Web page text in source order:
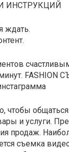
ИНСТРУКЦИЙ
ждать.
минут. FASHION
чтобы
и услуги.
продаж.
съемка